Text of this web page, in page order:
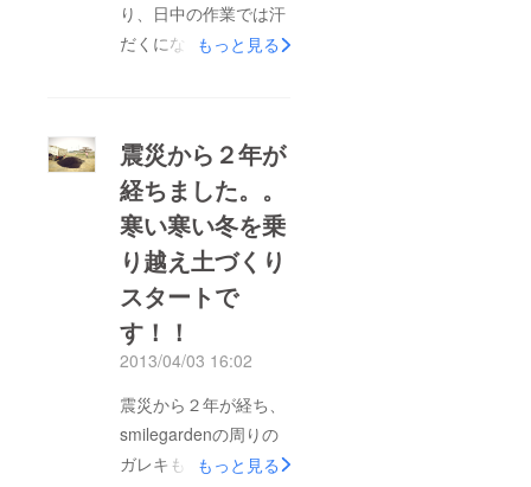
り、日中の作業では汗
だくになりながら活動
数を重ねフカフカの土
になりました。 その
畑に、じゃがいも・さ
つまいもを植えまし
た。 さつまいもの品
種は『紅まさり』とい
い、甘味が強く焼き芋
に向いているそうで
す！ 収穫後の焼き芋
が今から楽しみで
す！！ ここで50000円
もっと見る
震災から２年が
経ちました。。
寒い寒い冬を乗
り越え土づくり
スタートで
す！！
2013/04/03 16:02
震災から２年が経ち、
smilegardenの周りの
ガレキも減ってきまし
もっと見る